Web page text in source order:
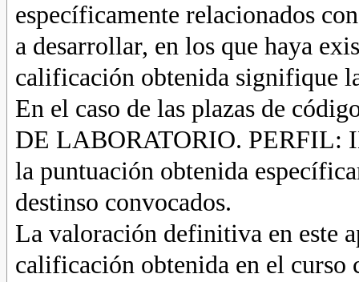
específicamente relacionados
a desarrollar, en los que haya
calificación obtenida signifique
En el caso de las plazas de
DE LABORATORIO. PERFIL:
la puntuación obtenida
destinso convocados.
La valoración definitiva en este
calificación obtenida en el curso